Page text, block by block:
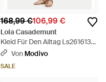
168,99 €106,99 €
Lola Casademunt
Kleid Für Den Alltag Ls2616132
Regular Fit - Blau
Von Modivo
SALE